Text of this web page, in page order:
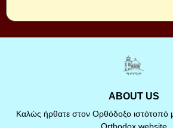
ABOUT US
Καλώς ήρθατε στον Ορθόδοξο
Orthodox website